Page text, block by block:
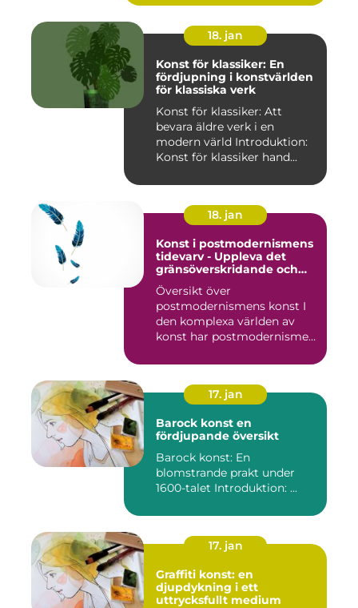
18. jan
Konst för klassiker: En
fördjupning i konstvärlden
för klassiska verk
Konst för klassiker: Att
bevara äldre verk i en
modern värld Introduktion:
Konst för klassiker hand...
18. jan
Konst i postmodernismens
tidevarv - Uppleva det
gränsöverskridande och
mångfacetterade
Översikt över
postmodernismens konst I
den komplexa världen av
konst har postmodernismen
17. jan
Barock konst en
fördjupande översikt
Barock konst: En
blomstrande prakt under
1600-talet Introduktion: ...
17. jan
Graffiti konst: en
djupdykning i ett
uttrycksfullt medium